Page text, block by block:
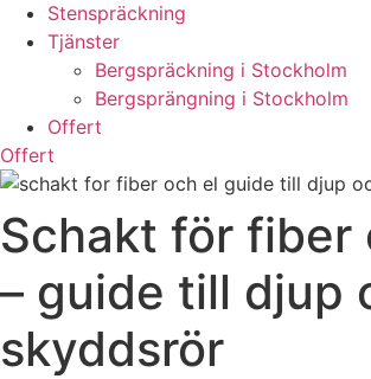
Stenspräckning
Tjänster
Bergspräckning i Stockholm
Bergsprängning i Stockholm
Offert
Offert
Schakt för fiber
– guide till djup
skyddsrör